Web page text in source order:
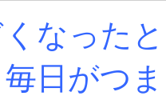
なった
日がつ